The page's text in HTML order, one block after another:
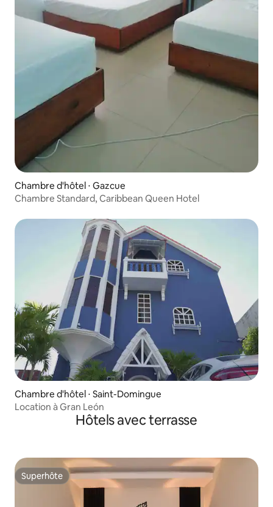
Chambre d'hôtel ⋅ Gazcue
Chambre Standard, Caribbean Queen Hotel
Chambre d'hôtel ⋅ Saint-Domingue
Location à Gran León
Hôtels avec terrasse
Superhôte
Superhôte